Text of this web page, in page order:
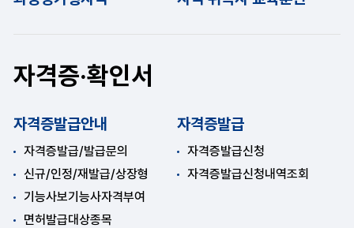
자격증·확인서
자격증발급안내
자격증발급/발급문의
신규/인정/재발급/상장형
기능사보기능사자격부여
면허발급대상종목
자격증발급
자격증발급신청
자격증발급신청내역조회